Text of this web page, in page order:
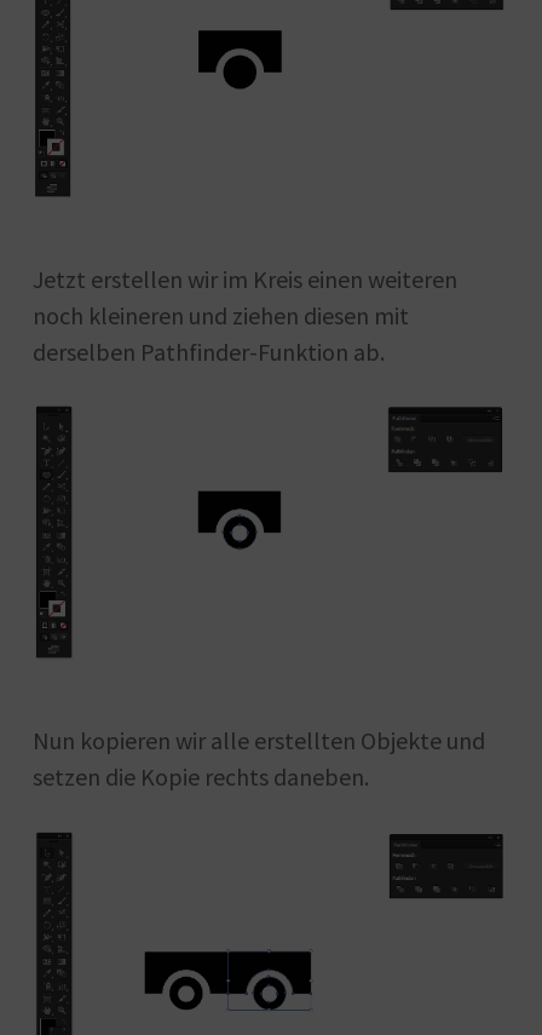
Jetzt erstellen wir im Kreis einen weiteren
noch kleineren und ziehen diesen mit
derselben Pathfinder-Funktion ab.
Nun kopieren wir alle erstellten Objekte und
setzen die Kopie rechts daneben.